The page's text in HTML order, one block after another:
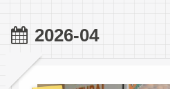
2026-04